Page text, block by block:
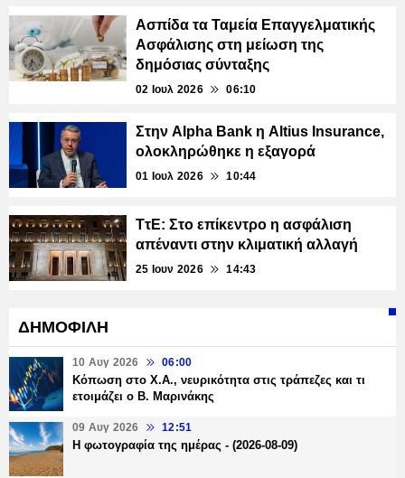
Ασπίδα τα Ταμεία Επαγγελματικής
Ασφάλισης στη μείωση της
δημόσιας σύνταξης
02 Ιουλ 2026 06:10
Στην Alpha Bank η Altius Insurance,
ολοκληρώθηκε η εξαγορά
01 Ιουλ 2026 10:44
ΤτΕ: Στο επίκεντρο η ασφάλιση
απέναντι στην κλιματική αλλαγή
25 Ιουν 2026 14:43
ΔΗΜΟΦΙΛΗ
10 Αυγ 2026 06:00
Κόπωση στο Χ.Α., νευρικότητα στις τράπεζες και τι
ετοιμάζει ο Β. Μαρινάκης
09 Αυγ 2026 12:51
Η φωτογραφία της ημέρας - (2026-08-09)